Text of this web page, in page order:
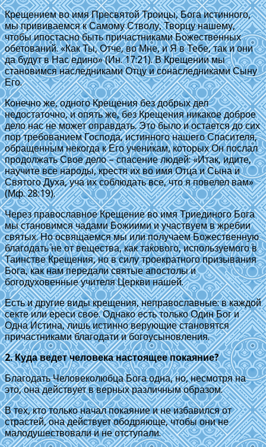
Крещением во имя Пресвятой Троицы, Бога истинного,
мы прививаемся к Самому Стволу, Творцу нашему,
чтобы ипостасно быть причастниками Божественных
обетований. «Как Ты, Отче, во Мне, и Я в Тебе, так и они
да будут в Нас едино» (Ин. 17:21). В Крещении мы
становимся наследниками Отцу и сонаследниками Сыну
Его.
Конечно же, одного Крещения без добрых дел
недостаточно, и опять же, без Крещения никакое доброе
дело нас не может оправдать. Это было и остается до сих
пор требованием Господа, истинного нашего Спасителя,
обращенным некогда к Его ученикам, которых Он послал
продолжать Свое дело – спасение людей: «Итак, идите,
научите все народы, крестя их во имя Отца и Сына и
Святого Духа, уча их соблюдать все, что я повелел вам»
(Мф. 28:19).
Через православное Крещение во имя Триединого Бога
мы становимся чадами Божиими и участвуем в жребии
святых. Но освящаемся мы или получаем Божественную
благодать не от вещества, как такового, используемого в
Таинстве Крещения, но в силу троекратного призывания
Бога, как нам передали святые апостолы и
богодуховенные учителя Церкви нашей.
Есть и другие виды крещения, неправославные: в каждой
секте или ереси свое. Однако есть только Один Бог и
Одна Истина, лишь истинно верующие становятся
причастниками благодати и богоусыновления.
2. Куда ведет человека настоящее покаяние?
Благодать Человеколюбца Бога одна, но, несмотря на
это, она действует в верных различным образом.
В тех, кто только начал покаяние и не избавился от
страстей, она действует ободряюще, чтобы они не
малодушествовали и не отступали.